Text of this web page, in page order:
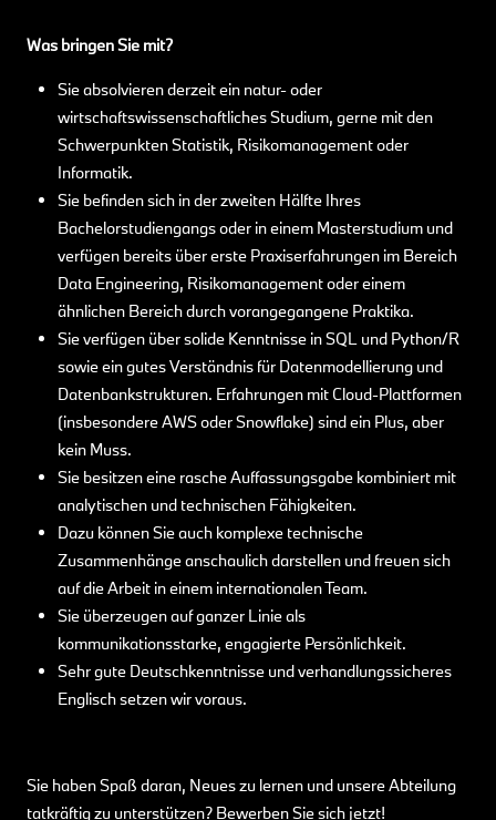
Was bringen Sie mit?
Sie absolvieren derzeit ein natur- oder
wirtschaftswissenschaftliches Studium, gerne mit den
Schwerpunkten Statistik, Risikomanagement oder
Informatik.
Sie befinden sich in der zweiten Hälfte Ihres
Bachelorstudiengangs oder in einem Masterstudium und
verfügen bereits über erste Praxiserfahrungen im Bereich
Data Engineering, Risikomanagement oder einem
ähnlichen Bereich durch vorangegangene Praktika.
Sie verfügen über solide Kenntnisse in SQL und Python/R
sowie ein gutes Verständnis für Datenmodellierung und
Datenbankstrukturen. Erfahrungen mit Cloud-Plattformen
(insbesondere AWS oder Snowflake) sind ein Plus, aber
kein Muss.
Sie besitzen eine rasche Auffassungsgabe kombiniert mit
analytischen und technischen Fähigkeiten.
Dazu können Sie auch komplexe technische
Zusammenhänge anschaulich darstellen und freuen sich
auf die Arbeit in einem internationalen Team.
Sie überzeugen auf ganzer Linie als
kommunikationsstarke, engagierte Persönlichkeit.
Sehr gute Deutschkenntnisse und verhandlungssicheres
Englisch setzen wir voraus.
Sie haben Spaß daran, Neues zu lernen und unsere Abteilung
tatkräftig zu unterstützen? Bewerben Sie sich jetzt!